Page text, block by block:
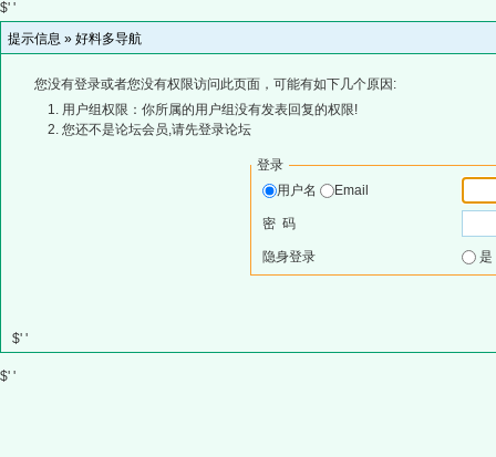
$' '
提示信息 » 好料多导航
您没有登录或者您没有权限访问此页面，可能有如下几个原因:
用户组权限：你所属的用户组没有发表回复的权限!
您还不是论坛会员,请先登录论坛
登录
用户名
Email
密 码
隐身登录
$' '
$' '